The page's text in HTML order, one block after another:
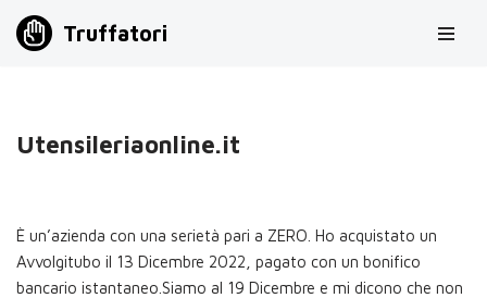
Truffatori
Utensileriaonline.it
È un’azienda con una serietà pari a ZERO. Ho acquistato un
Avvolgitubo il 13 Dicembre 2022, pagato con un bonifico
bancario istantaneo.Siamo al 19 Dicembre e mi dicono che non